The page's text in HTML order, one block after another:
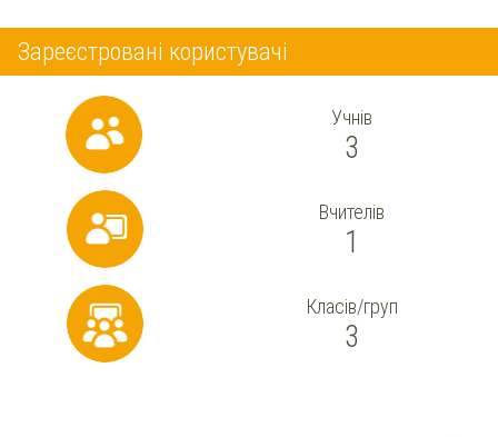
Зареєстровані користувачі
Учнів
3
Вчителів
1
Класів/груп
3